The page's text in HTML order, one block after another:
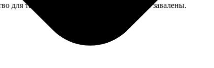
для таких целей — то что надо, цвета не завалены.